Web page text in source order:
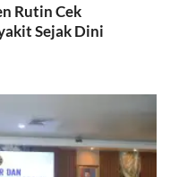
Rutin Cek
Sejak Dini